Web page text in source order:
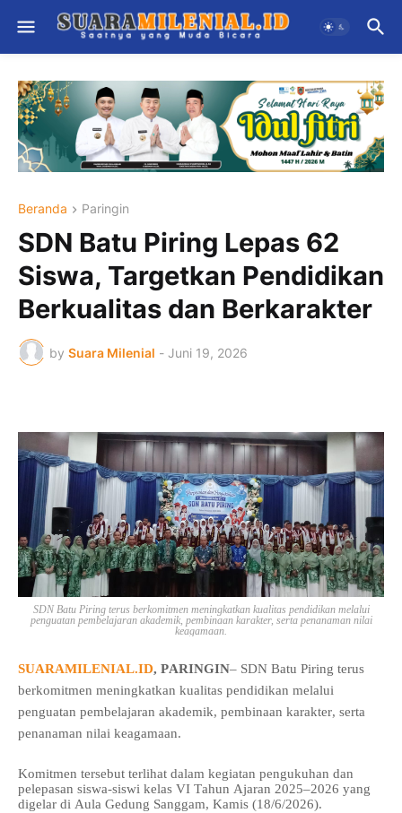
Beranda Paringin
SDN Batu Piring Lepas 62
Siswa, Targetkan Pendidikan
Berkualitas dan Berkarakter
by Suara Milenial - Juni 19, 2026
SDN Batu Piring terus berkomitmen meningkatkan kualitas pendidikan melalui
penguatan pembelajaran akademik, pembinaan karakter, serta penanaman nilai
keagamaan.
SUARAMILENIAL.ID, PARINGIN– SDN Batu Piring terus
berkomitmen meningkatkan kualitas pendidikan melalui
penguatan pembelajaran akademik, pembinaan karakter, serta
penanaman nilai keagamaan.
Komitmen tersebut terlihat dalam kegiatan pengukuhan dan
pelepasan siswa-siswi kelas VI Tahun Ajaran 2025–2026 yang
digelar di Aula Gedung Sanggam, Kamis (18/6/2026).